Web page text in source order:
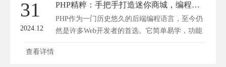
31
2024.12
PHP精粹：手把手打造迷你商城，编程小白也能上手！
PHP作为一门历史悠久的后端编程语言，至今仍
然是许多Web开发者的首选。它简单易学，功能
强...
查看详情